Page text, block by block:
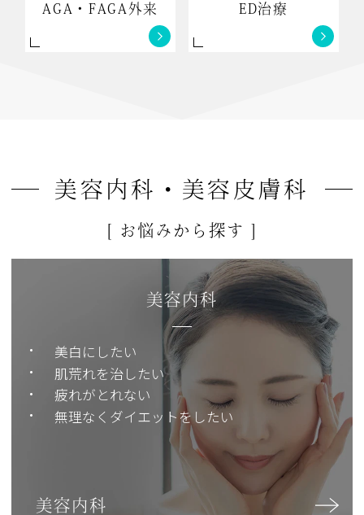
AGA・FAGA外来 ED治療
美容内科・美容皮膚科
[ お悩みから探す ]
美容内科
美白にしたい
肌荒れを治したい
疲れがとれない
無理なくダイエットをしたい
美容内科